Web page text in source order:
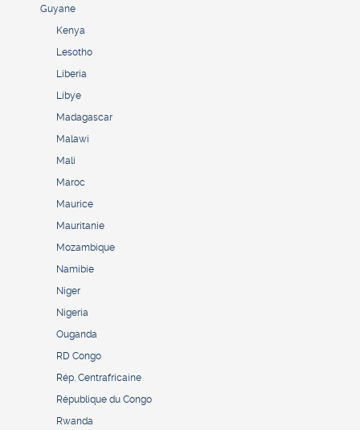
Guyane
Kenya
Lesotho
Liberia
Libye
Madagascar
Malawi
Mali
Maroc
Maurice
Mauritanie
Mozambique
Namibie
Niger
Nigeria
Ouganda
RD Congo
Rép. Centrafricaine
République du Congo
Rwanda